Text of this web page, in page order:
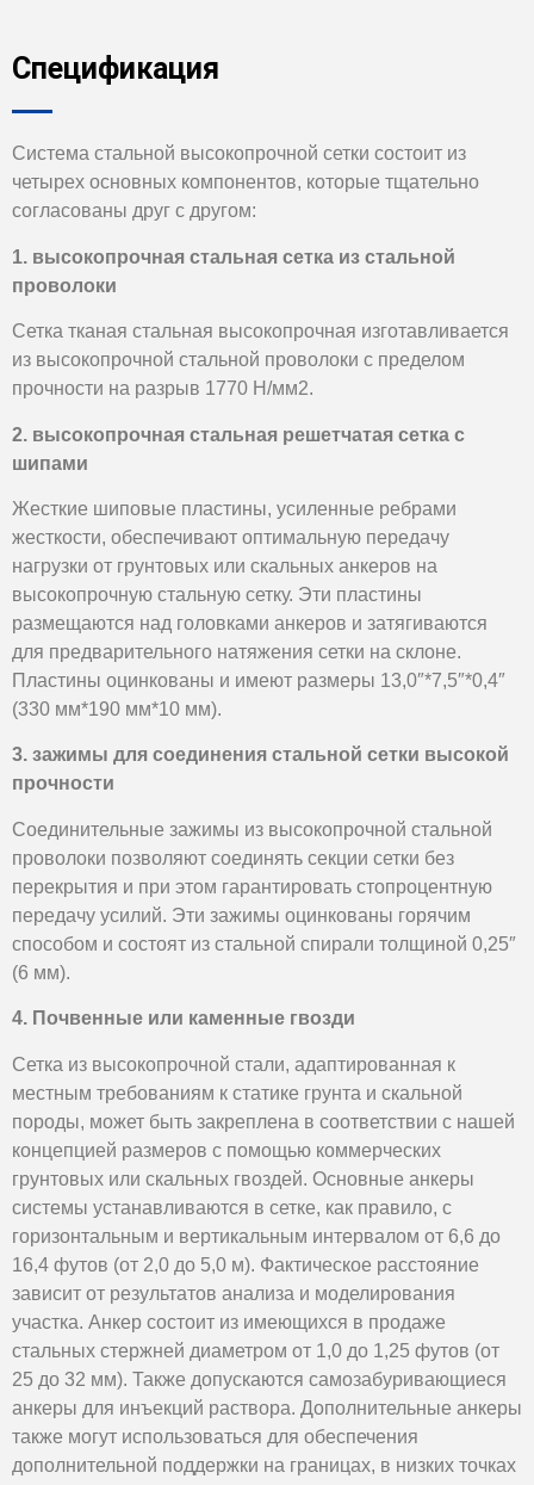
Спецификация
Система стальной высокопрочной сетки состоит из
четырех основных компонентов, которые тщательно
согласованы друг с другом:
1. высокопрочная стальная сетка из стальной
проволоки
Сетка тканая стальная высокопрочная изготавливается
из высокопрочной стальной проволоки с пределом
прочности на разрыв 1770 Н/мм2.
2. высокопрочная стальная решетчатая сетка с
шипами
Жесткие шиповые пластины, усиленные ребрами
жесткости, обеспечивают оптимальную передачу
нагрузки от грунтовых или скальных анкеров на
высокопрочную стальную сетку. Эти пластины
размещаются над головками анкеров и затягиваются
для предварительного натяжения сетки на склоне.
Пластины оцинкованы и имеют размеры 13,0″*7,5″*0,4″
(330 мм*190 мм*10 мм).
3. зажимы для соединения стальной сетки высокой
прочности
Соединительные зажимы из высокопрочной стальной
проволоки позволяют соединять секции сетки без
перекрытия и при этом гарантировать стопроцентную
передачу усилий. Эти зажимы оцинкованы горячим
способом и состоят из стальной спирали толщиной 0,25″
(6 мм).
4. Почвенные или каменные гвозди
Сетка из высокопрочной стали, адаптированная к
местным требованиям к статике грунта и скальной
породы, может быть закреплена в соответствии с нашей
концепцией размеров с помощью коммерческих
грунтовых или скальных гвоздей. Основные анкеры
системы устанавливаются в сетке, как правило, с
горизонтальным и вертикальным интервалом от 6,6 до
16,4 футов (от 2,0 до 5,0 м). Фактическое расстояние
зависит от результатов анализа и моделирования
участка. Анкер состоит из имеющихся в продаже
стальных стержней диаметром от 1,0 до 1,25 футов (от
25 до 32 мм). Также допускаются самозабуривающиеся
анкеры для инъекций раствора. Дополнительные анкеры
также могут использоваться для обеспечения
дополнительной поддержки на границах, в низких точках